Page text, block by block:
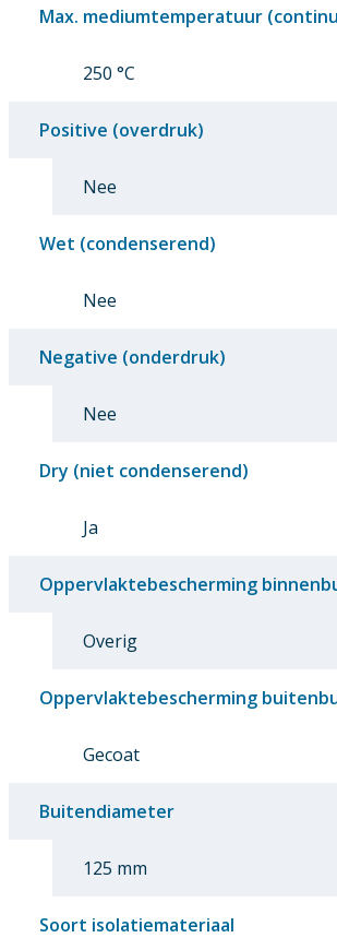
Max. mediumtemperatuur
250 °C
Positive (overdruk)
Nee
Wet (condenserend)
Nee
Negative (onderdruk)
Nee
Dry (niet condenserend)
Ja
Oppervlaktebescherming
Overig
Oppervlaktebescherming
Gecoat
Buitendiameter
125 mm
Soort isolatiemateriaal